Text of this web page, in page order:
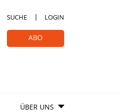
SUCHE LOGIN
ABO
ÜBER UNS